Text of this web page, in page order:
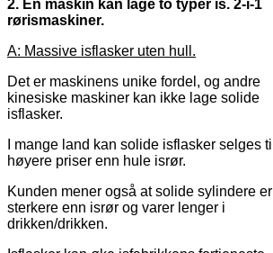
2. Én maskin kan lage to typer is. 2-i-1
rørismaskiner.
A: Massive isflasker uten hull.
Det er maskinens unike fordel, og andre
kinesiske maskiner kan ikke lage solide
isflasker.
I mange land kan solide isflasker selges til
høyere priser enn hule isrør.
Kunden mener også at solide sylindere er
sterkere enn isrør og varer lenger i
drikken/drikken.